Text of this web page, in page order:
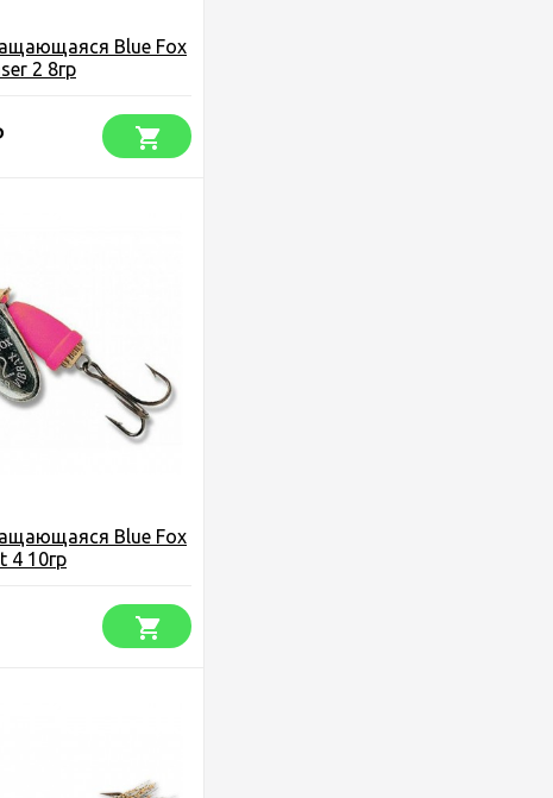
Blue Fox
2 8гр
Blue Fox
4 10гр